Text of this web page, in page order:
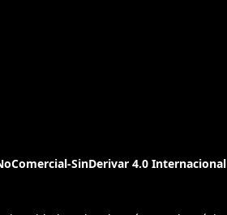
SinDerivar 4.0 Internacional